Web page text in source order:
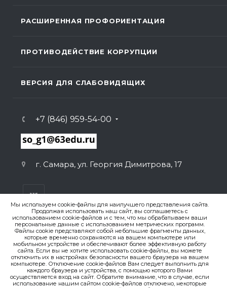
Мы используем cookie-файлы для наилучшего представления сайта.
Продолжая использовать наш сайт, вы соглашаетесь с
использованием cookie-файлов и с тем, что мы обрабатываем ваши
персональные данные с использованием метрических программ.
Файлы cookie представляют собой небольшие фрагменты данных,
которые временно сохраняются на вашем компьютере или
мобильном устройстве и обеспечивают более эффективную работу
сайта. Если вы не хотите использовать cookie-файлы, вы можете
отключить их в настройках безопасности вашего браузера на вашем
компьютере. Отключение cookie-файлов Вам следует выполнить для
каждого браузера и устройства, с помощью которого Вами
осуществляется вход на сайт. Обратите внимание, что в случае, если
использование нашим сайтом cookie-файлов отключено, некоторые
РАСШИРЕННАЯ ПРОФОРИЕНТАЦИЯ
ПРОТИВОДЕЙСТВИЕ КОРРУПЦИИ
ВЕРСИЯ ДЛЯ СЛАБОВИДЯЩИХ
+7 (846) 959-54-00
г. Самара, ул. Георгия Димитрова, 17
ВЕРСИЯ ДЛЯ ПЕЧАТИ
ПОЛИТИКА КОНФИДЕНЦИАЛЬНОСТИ
© 2007-2026. , ГБОУ СО «Гимназия № 1 (Базовая школа
РАН)»
Создание сайта